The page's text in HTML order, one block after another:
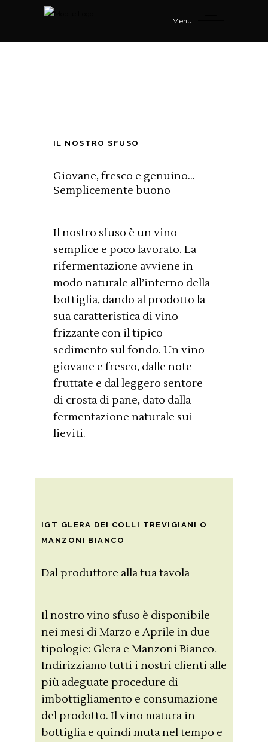
Menu
IL NOSTRO SFUSO
Giovane, fresco e genuino...
Semplicemente buono
Il nostro sfuso è un vino
semplice e poco lavorato. La
rifermentazione avviene in
modo naturale all’interno della
bottiglia, dando al prodotto la
sua caratteristica di vino
frizzante con il tipico
sedimento sul fondo. Un vino
giovane e fresco, dalle note
fruttate e dal leggero sentore
di crosta di pane, dato dalla
fermentazione naturale sui
lieviti.
IGT GLERA DEI COLLI TREVIGIANI O
MANZONI BIANCO
Dal produttore alla tua tavola
Il nostro vino sfuso è disponibile
nei mesi di Marzo e Aprile in due
tipologie: Glera e Manzoni Bianco.
Indirizziamo tutti i nostri clienti alle
più adeguate procedure di
imbottigliamento e consumazione
del prodotto. Il vino matura in
bottiglia e quindi muta nel tempo e